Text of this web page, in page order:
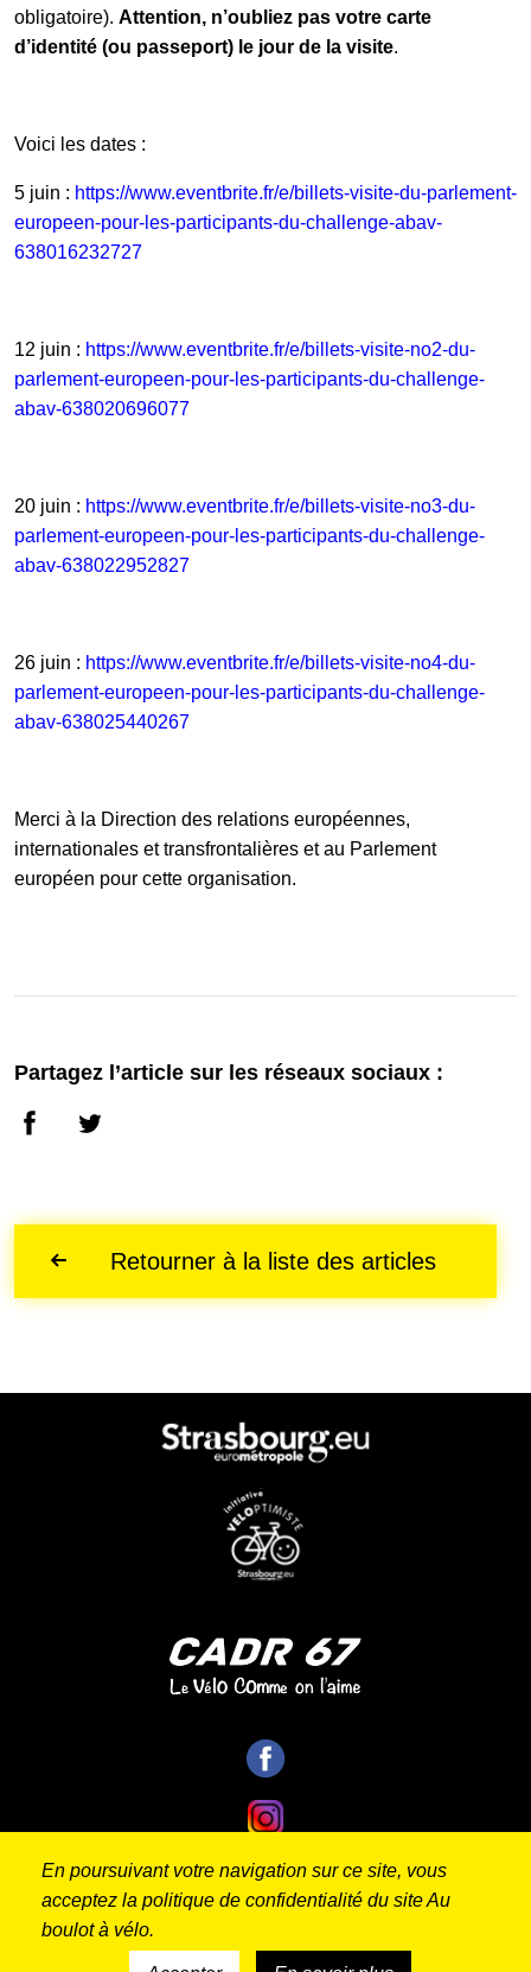
obligatoire). Attention, n’oubliez pas votre carte
d’identité (ou passeport) le jour de la visite.
Voici les dates :
5 juin : https://www.eventbrite.fr/e/billets-visite-du-parlement-
europeen-pour-les-participants-du-challenge-abav-
638016232727
12 juin : https://www.eventbrite.fr/e/billets-visite-no2-du-
parlement-europeen-pour-les-participants-du-challenge-
abav-638020696077
20 juin : https://www.eventbrite.fr/e/billets-visite-no3-du-
parlement-europeen-pour-les-participants-du-challenge-
abav-638022952827
26 juin : https://www.eventbrite.fr/e/billets-visite-no4-du-
parlement-europeen-pour-les-participants-du-challenge-
abav-638025440267
Merci à la Direction des relations européennes,
internationales et transfrontalières et au Parlement
européen pour cette organisation.
Partagez l’article sur les réseaux sociaux :
Retourner à la liste des articles
Contact
Mentions
confidentialité
par
En poursuivant votre navigation sur ce site, vous
acceptez la politique de confidentialité du site Au
boulot à vélo.